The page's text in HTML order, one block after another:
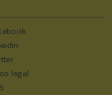
legal